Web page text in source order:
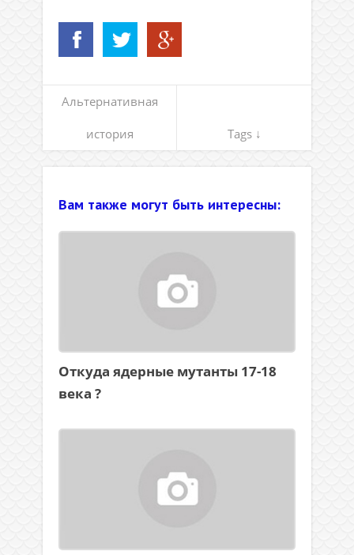
Альтернативная
история Tags ↓
Вам также могут быть интересны:
Откуда ядерные мутанты 17-18
века ?